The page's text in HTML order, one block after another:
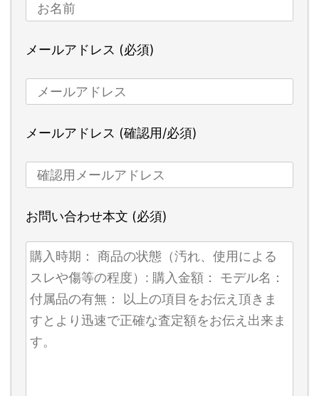
メールアドレス (必須)
メールアドレス (確認用/必須)
お問い合わせ本文 (必須)